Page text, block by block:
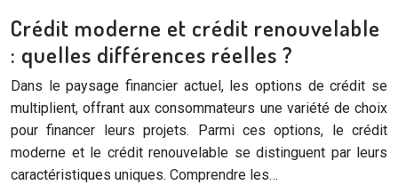
Crédit moderne et crédit renouvelable
: quelles différences réelles ?
Dans le paysage financier actuel, les options de crédit se
multiplient, offrant aux consommateurs une variété de choix
pour financer leurs projets. Parmi ces options, le crédit
moderne et le crédit renouvelable se distinguent par leurs
caractéristiques uniques. Comprendre les…